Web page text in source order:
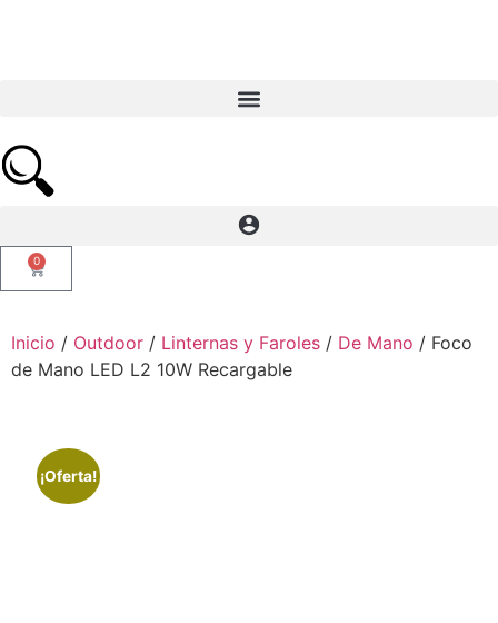
0
Inicio / Outdoor / Linternas y Faroles / De Mano / Foco
de Mano LED L2 10W Recargable
¡Oferta!